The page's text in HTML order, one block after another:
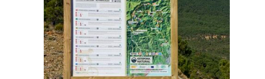
Circuito de montaña
Artesa-Altabacales